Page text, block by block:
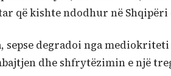
që kishte ndodhur në Shqipëri
sepse degradoi nga
dhe shfrytëzimin e një